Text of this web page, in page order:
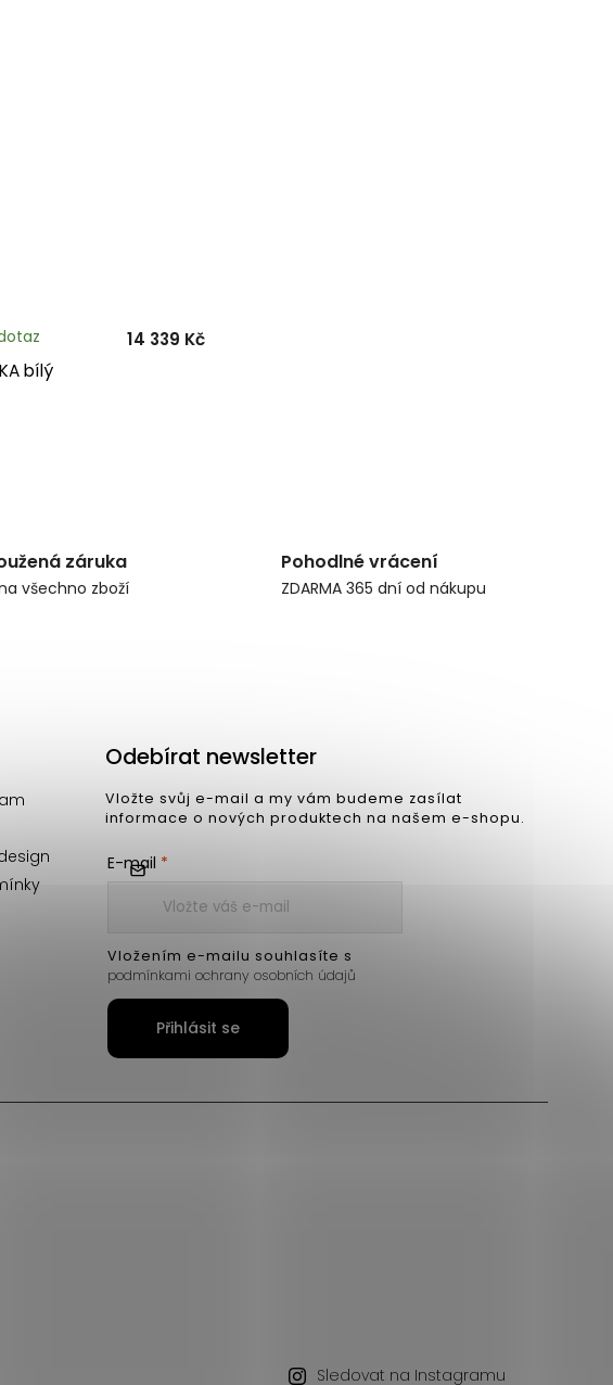
bílý
14 339 Kč
záruka
všechno zboží
Pohodlné vrácení
ZDARMA 365 dní od nákupu
Sledovat na Instagramu
Odebírat newsletter
Vložte svůj e-mail a my vám budeme zasílat
informace o nových produktech na našem e-shopu.
E-mail
Vložením e-mailu souhlasíte s
podmínkami ochrany osobních údajů
Přihlásit se